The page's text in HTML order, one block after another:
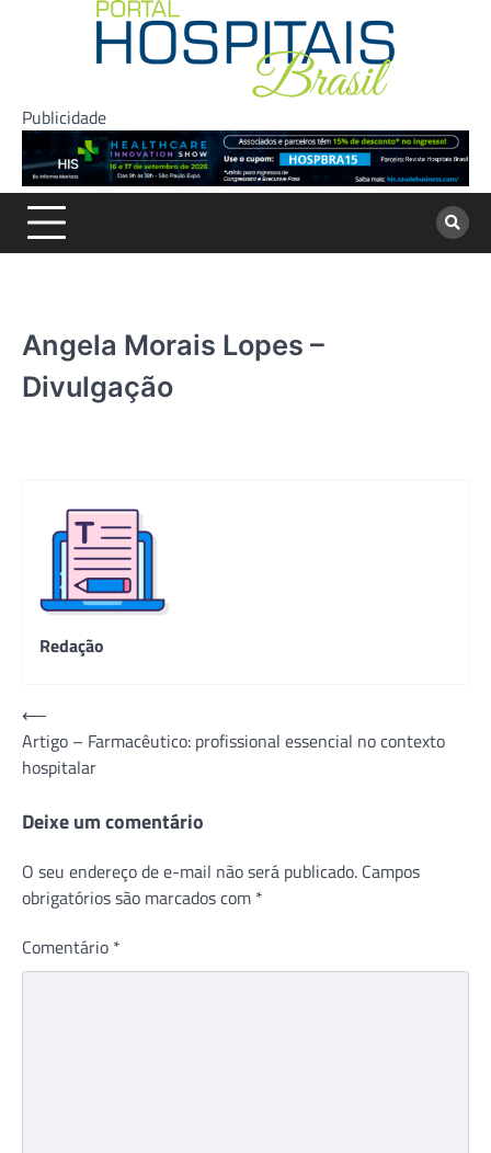
Publicidade
Angela Morais Lopes –
Divulgação
Redação
Navegação
de
Post
⟵
Artigo – Farmacêutico: profissional essencial no contexto
hospitalar
Deixe um comentário
O seu endereço de e-mail não será publicado. Campos
obrigatórios são marcados com *
Comentário *